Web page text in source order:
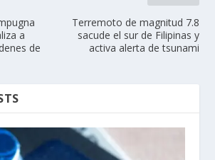
a
de
Terremoto de magnitud 7.8
sacude el sur de Filipinas y
activa alerta de tsunami